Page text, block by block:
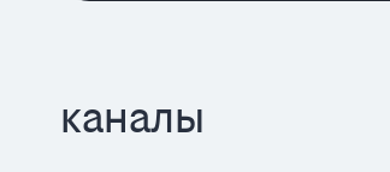
каналы